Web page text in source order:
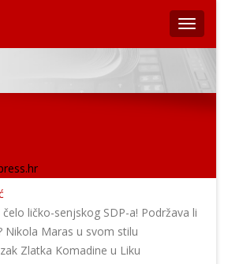
ličko-senjskog SDP-a! Podržava li
Nikola Maras u svom stilu
Zlatka Komadine u Liku